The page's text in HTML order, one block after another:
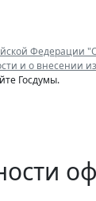
Федерации
и о внесении
Госдумы.